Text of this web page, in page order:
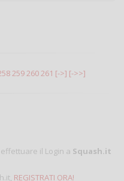
259260261 [->] [->>]
il Login a Squash.it
REGISTRATI ORA!